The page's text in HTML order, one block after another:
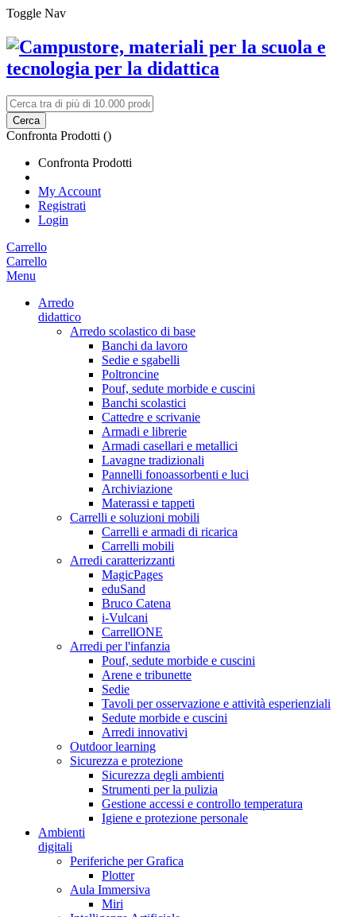
Toggle Nav
Cerca
Confronta Prodotti ()
Confronta Prodotti
My Account
Registrati
Login
Carrello
Carrello
Menu
Arredo
didattico
Arredo scolastico di base
Banchi da lavoro
Sedie e sgabelli
Poltroncine
Pouf, sedute morbide e cuscini
Banchi scolastici
Cattedre e scrivanie
Armadi e librerie
Armadi casellari e metallici
Lavagne tradizionali
Pannelli fonoassorbenti e luci
Archiviazione
Materassi e tappeti
Carrelli e soluzioni mobili
Carrelli e armadi di ricarica
Carrelli mobili
Arredi caratterizzanti
MagicPages
eduSand
Bruco Catena
i-Vulcani
CarrellONE
Arredi per l'infanzia
Pouf, sedute morbide e cuscini
Arene e tribunette
Sedie
Tavoli per osservazione e attività esperienziali
Sedute morbide e cuscini
Arredi innovativi
Outdoor learning
Sicurezza e protezione
Sicurezza degli ambienti
Strumenti per la pulizia
Gestione accessi e controllo temperatura
Igiene e protezione personale
Ambienti
digitali
Periferiche per Grafica
Plotter
Aula Immersiva
Miri